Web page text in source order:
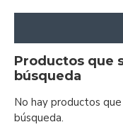
Productos que
búsqueda
No hay productos
búsqueda.